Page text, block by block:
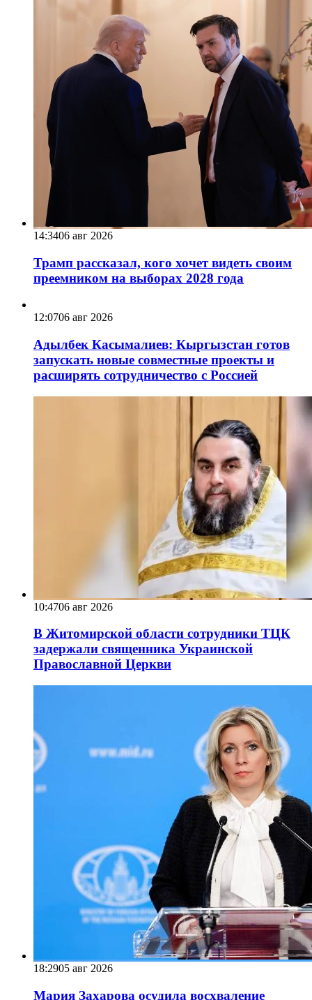
14:3406 авг 2026
Трамп рассказал, кого хочет видеть своим
преемником на выборах 2028 года
12:0706 авг 2026
Адылбек Касымалиев: Кыргызстан готов
запускать новые совместные проекты и
расширять сотрудничество с Россией
10:4706 авг 2026
В Житомирской области сотрудники ТЦК
задержали священника Украинской
Православной Церкви
18:2905 авг 2026
Мария Захарова осудила восхваление